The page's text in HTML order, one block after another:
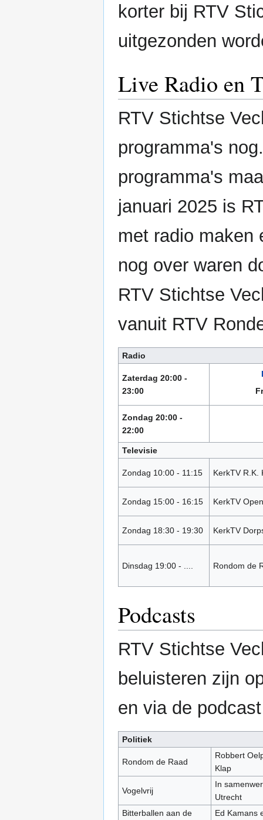
korter bij RTV
uitgezonden
Live Radio en
RTV Stichtse
programma's
programma's
januari 2025 is
met radio maken
nog over waren
RTV Stichtse
vanuit RTV
Radio
Zaterdag 20:00 -
23:00
Zondag 20:00 -
22:00
Televisie
Zondag 10:00 - 11:15 KerkTV R.K.
Zondag 15:00 - 16:15 KerkTV
Zondag 18:30 - 19:30 KerkTV
Dinsdag 19:00 - .... Rondom de
Podcasts
RTV Stichtse
beluisteren zijn
en via de
Politiek
Rondom de Raad
Robbert
Klap
Vogelvrij
In
Utrecht
Bitterballen aan de
Ed Kamans